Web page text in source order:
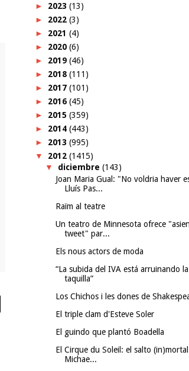
► 2023 (13)
► 2022 (3)
► 2021 (4)
► 2020 (6)
► 2019 (46)
► 2018 (111)
► 2017 (101)
► 2016 (45)
► 2015 (359)
► 2014 (443)
► 2013 (995)
▼ 2012 (1415)
▼ diciembre (143)
Joan Maria Gual: "No voldria haver
Lluís Pas...
Raïm al teatre
Un teatro de Minnesota ofrece
tweet" par...
Els nous actors de moda
“La subida del IVA está arruinando la
taquilla”
Los Chichos i les dones de
El triple clam d'Esteve Soler
El guindo que plantó Boadella
El Cirque du Soleil: el salto
Michae...